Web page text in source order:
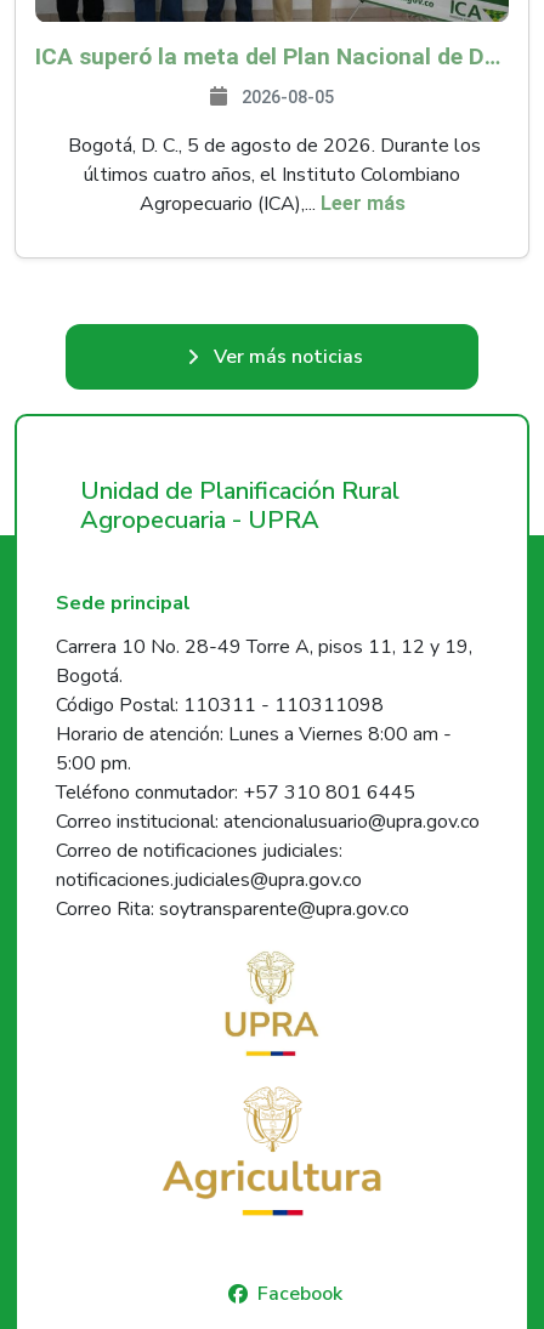
ICA superó la meta del Plan Nacional de Desarrollo y abrió 61 mercados internacionales
2026-08-05
Bogotá, D. C., 5 de agosto de 2026. Durante los
últimos cuatro años, el Instituto Colombiano
Agropecuario (ICA),... Leer más
Ver más noticias
Unidad de Planificación Rural
Agropecuaria - UPRA
Sede principal
Carrera 10 No. 28-49 Torre A, pisos 11, 12 y 19,
Bogotá.
Código Postal: 110311 - 110311098
Horario de atención: Lunes a Viernes 8:00 am -
5:00 pm.
Teléfono conmutador: +57 310 801 6445
Correo institucional: atencionalusuario@upra.gov.co
Correo de notificaciones judiciales:
notificaciones.judiciales@upra.gov.co
Correo Rita: soytransparente@upra.gov.co
Facebook